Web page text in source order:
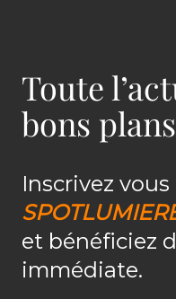
Toute
bons plans
Inscrivez
et bénéficiez
immédiate.